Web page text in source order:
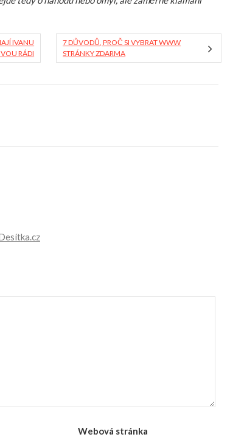
IVANU
RÁDI
7 DŮVODŮ, PROČ SI VYBRAT WWW
STRÁNKY ZDARMA
Webová stránka